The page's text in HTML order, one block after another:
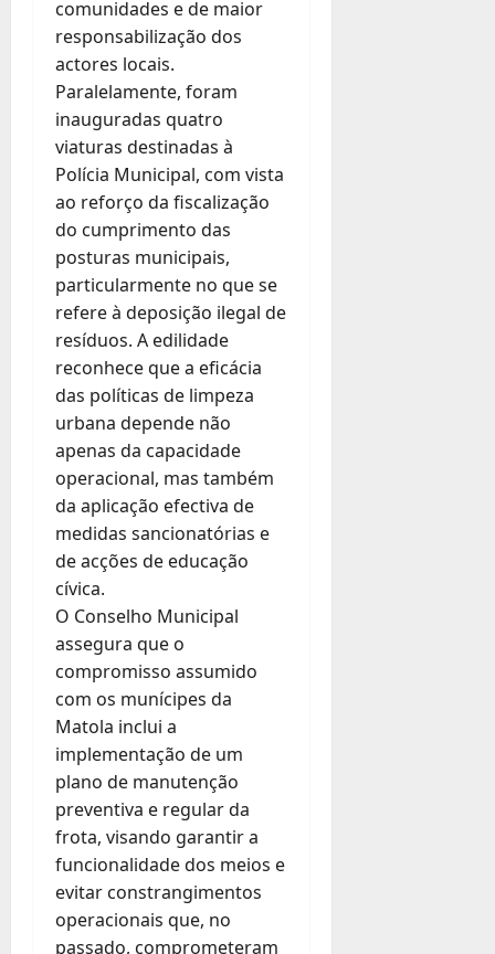
comunidades e de maior
responsabilização dos
actores locais.
Paralelamente, foram
inauguradas quatro
viaturas destinadas à
Polícia Municipal, com vista
ao reforço da fiscalização
do cumprimento das
posturas municipais,
particularmente no que se
refere à deposição ilegal de
resíduos. A edilidade
reconhece que a eficácia
das políticas de limpeza
urbana depende não
apenas da capacidade
operacional, mas também
da aplicação efectiva de
medidas sancionatórias e
de acções de educação
cívica.
O Conselho Municipal
assegura que o
compromisso assumido
com os munícipes da
Matola inclui a
implementação de um
plano de manutenção
preventiva e regular da
frota, visando garantir a
funcionalidade dos meios e
evitar constrangimentos
operacionais que, no
passado, comprometeram